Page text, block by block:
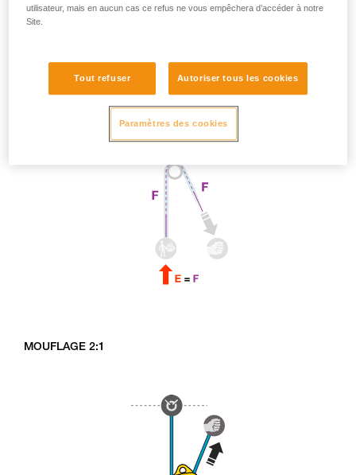
MOUFLAGE 2:1
utilisateur, mais en aucun cas ce refus ne vous empêchera d’accéder à notre
Site.
Tout refuser Autoriser tous les cookies
Paramètres des cookies